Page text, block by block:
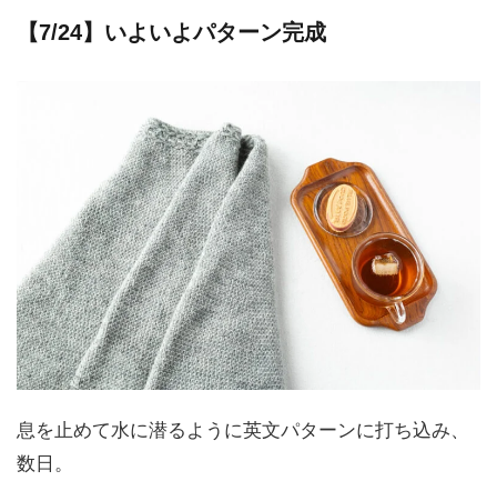
【7/24】いよいよパターン完成
息を止めて水に潜るように英文パターンに打ち込み、
数日。